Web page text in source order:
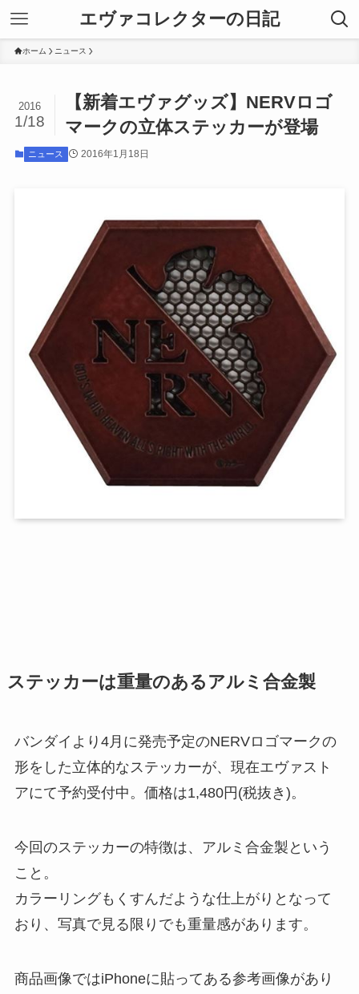
エヴァコレクターの日記
ホーム ニュース
【新着エヴァグッズ】NERVロゴ
マークの立体ステッカーが登場
2016
1/18
ニュース 2016年1月18日
ステッカーは重量のあるアルミ合金製
バンダイより4月に発売予定のNERVロゴマークの
形をした立体的なステッカーが、現在エヴァスト
アにて予約受付中。価格は1,480円(税抜き)。
今回のステッカーの特徴は、アルミ合金製という
こと。
カラーリングもくすんだような仕上がりとなって
おり、写真で見る限りでも重量感があります。
商品画像ではiPhoneに貼ってある参考画像があり